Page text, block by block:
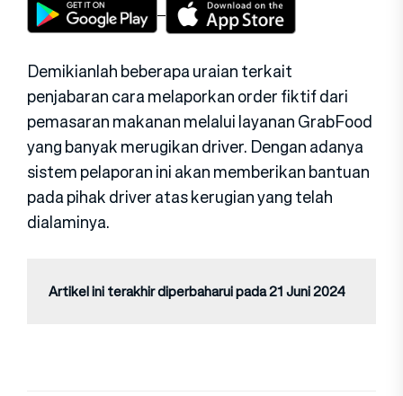
Demikianlah beberapa uraian terkait
penjabaran cara melaporkan order fiktif dari
pemasaran makanan melalui layanan GrabFood
yang banyak merugikan driver. Dengan adanya
sistem pelaporan ini akan memberikan bantuan
pada pihak driver atas kerugian yang telah
dialaminya.
Artikel ini terakhir diperbaharui pada 21 Juni 2024